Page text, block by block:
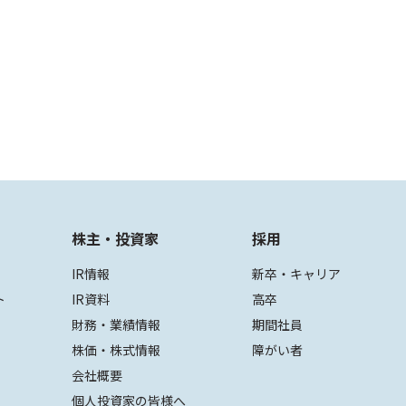
株主・投資家
IR情報
IR資料
財務・業績情報
株価・株式情報
会社概要
個人投資家の皆様へ
採用
新卒・キャリア
高卒
期間社員
障がい者